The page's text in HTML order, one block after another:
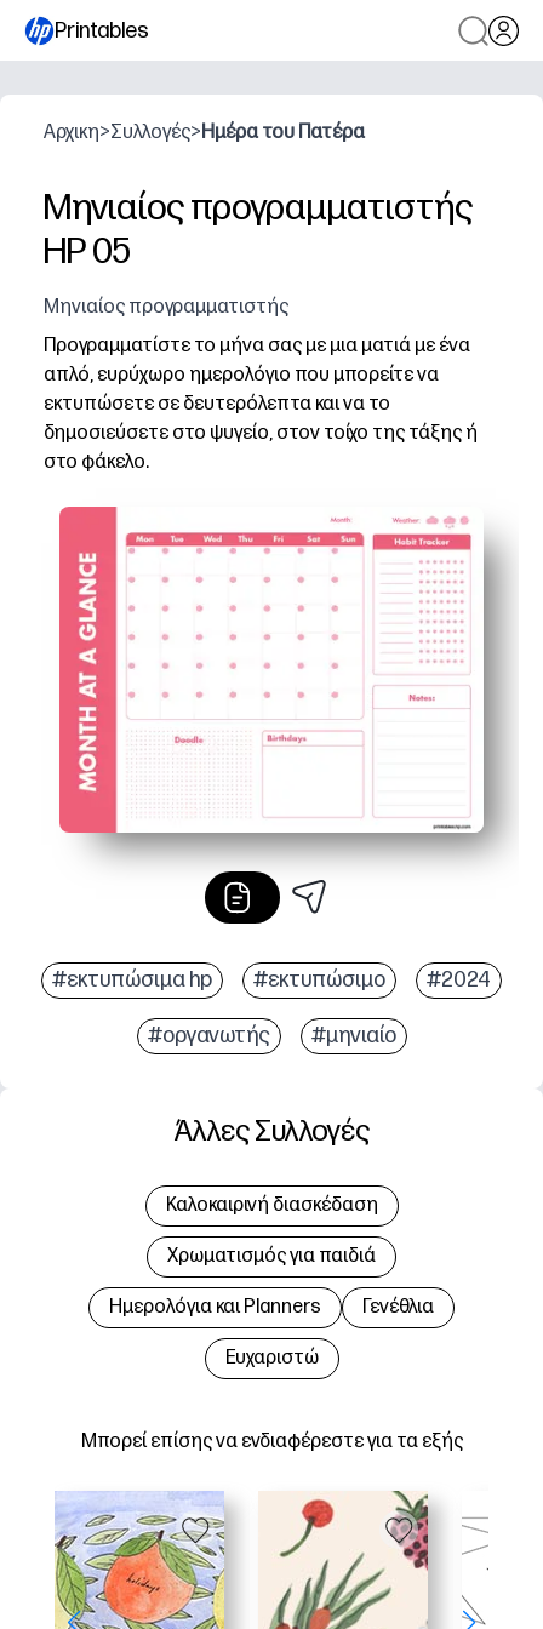
Printables
Αρχικη>Συλλογές>Ημέρα του Πατέρα
Μηνιαίος προγραμματιστής
HP 05
Μηνιαίος προγραμματιστής
Προγραμματίστε το μήνα σας με μια ματιά με ένα
απλό, ευρύχωρο ημερολόγιο που μπορείτε να
εκτυπώσετε σε δευτερόλεπτα και να το
δημοσιεύσετε στο ψυγείο, στον τοίχο της τάξης ή
στο φάκελο.
Χωρίς προετοιμασία και γρήγορη - εκτυπώστε και
Καθαρή μηνιαία προβολή - δείτε τις
Ευέλικτο για το σπίτι και το σχολείο -
Εύκολη προσαρμογή - εκτυπώστε φρέσκα αντίγραφα,
#εκτυπώσιμα hp #εκτυπώσιμο #2024
#οργανωτής #μηνιαίο
Μπορεί επίσης να ενδιαφέρεστε για τα εξής
Άλλες Συλλογές
Καλοκαιρινή διασκέδαση
Χρωματισμός για παιδιά
Hμερολόγια και Planners Γενέθλια
Ευχαριστώ